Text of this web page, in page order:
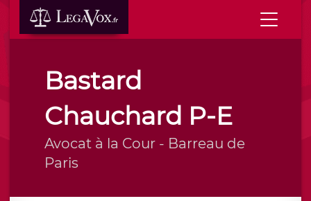
Bastard
Chauchard P-E
Avocat à la Cour - Barreau de
Paris